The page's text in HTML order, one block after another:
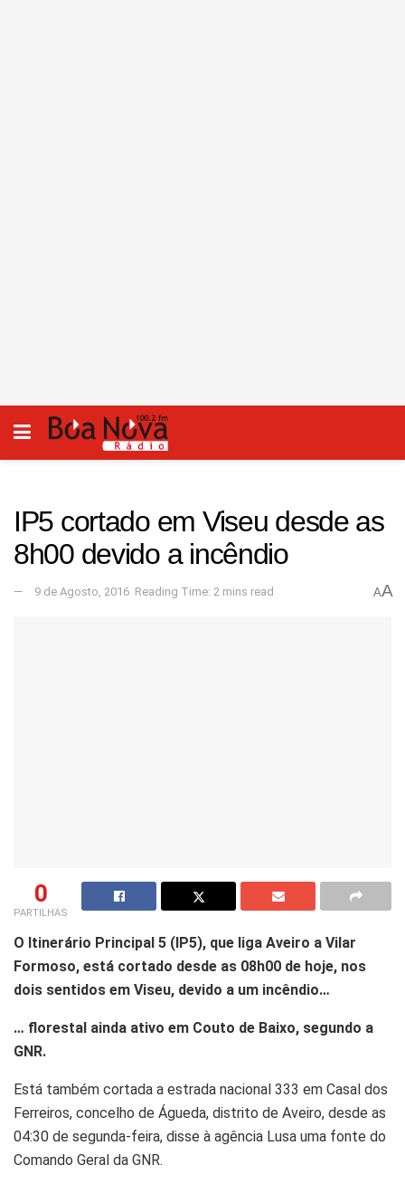
IP5 cortado em Viseu desde as
8h00 devido a incêndio
9 de Agosto, 2016 Reading Time: 2 mins read AA
0
PARTILHAS
O Itinerário Principal 5 (IP5), que liga Aveiro a Vilar
Formoso, está cortado desde as 08h00 de hoje, nos
dois sentidos em Viseu, devido a um incêndio…
… florestal ainda ativo em Couto de Baixo, segundo a
GNR.
Está também cortada a estrada nacional 333 em Casal dos
Ferreiros, concelho de Águeda, distrito de Aveiro, desde as
04:30 de segunda-feira, disse à agência Lusa uma fonte do
Comando Geral da GNR.